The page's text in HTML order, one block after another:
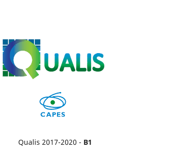
Qualis 2017-2020 - B1